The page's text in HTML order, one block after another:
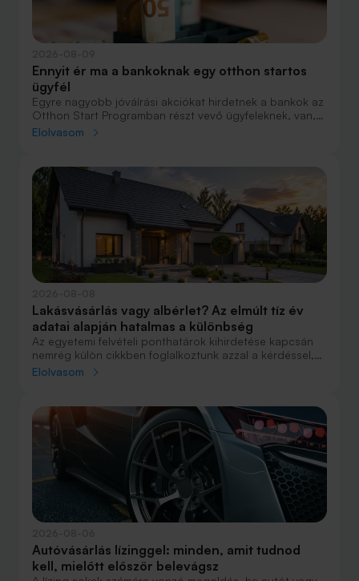
Ennyit ér ma a bankoknak egy otthon startos
ügyfél
Egyre nagyobb jóváírási akciókat hirdetnek a bankok az
Otthon Start Programban részt vevő ügyfeleknek, van,
ahol összesen akár félmillió forint jóváírást is össze lehet
nagyobb jóváírásért?
Elolvasom
Lakásvásárlás vagy albérlet? Az elmúlt tíz év
adatai alapján hatalmas a különbség
Az egyetemi felvételi ponthatárok kihirdetése kapcsán
nemrég külön cikkben foglalkoztunk azzal a kérdéssel,
hogy lakást venni vagy vásárolni éri meg jobban. Előző
csak teheti, annak mindenképpen megéri a
lakásvásárlás. De mi a helyzet akkor, ha inkább a
múltbéli adatokra koncentrálunk? Hogyan áll ma valaki,
aki 2016-ban lakást vásárolt, illetve valaki, aki a bérlés
mellett döntött, illetve jobb híján arra kényszerült?
Elolvasom
Autóvásárlás lízinggel: minden, amit tudnod
kell, mielőtt először belevágsz